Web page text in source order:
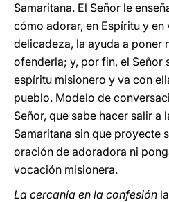
Samaritana. El Señor le
cómo adorar, en Espíritu y
delicadeza, la ayuda a poner
ofenderla; y, por fin, el Señor
espíritu misionero y va con
pueblo. Modelo de
Señor, que sabe hacer salir a
Samaritana sin que proyecte
oración de adoradora ni
vocación misionera.
La cercanía en la confesión